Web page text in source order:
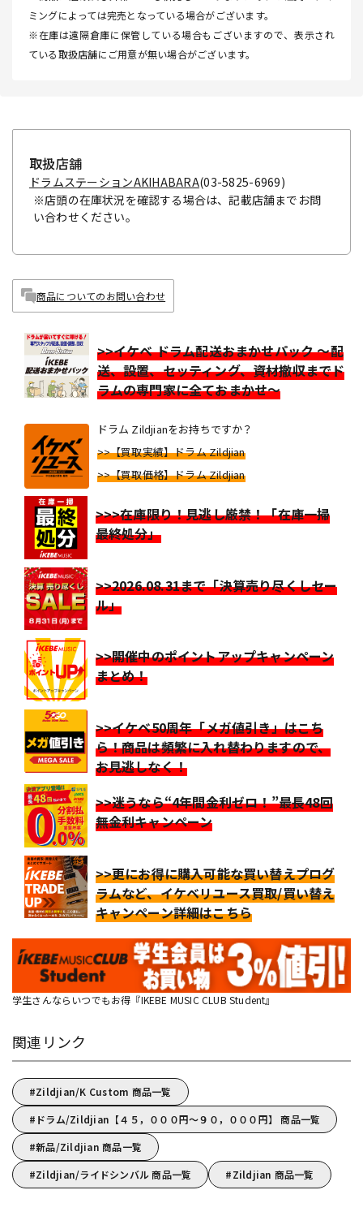
ミングによっては完売となっている場合がございます。
※在庫は遠隔倉庫に保管している場合もございますので、表示され
ている取扱店舗にご用意が無い場合がございます。
取扱店舗
ドラムステーションAKIHABARA(03-5825-6969)
※店頭の在庫状況を確認する場合は、記載店舗までお問
い合わせください。
商品についてのお問い合わせ
>>イケベ ドラム配送おまかせパック ～配
送、設置、セッティング、資材撤収までド
ラムの専門家に全ておまかせ～
ドラム Zildjianをお持ちですか？
>>【買取実績】ドラム Zildjian
>>【買取価格】ドラム Zildjian
>>>在庫限り！見逃し厳禁！「在庫一掃
最終処分」
>>2026.08.31まで「決算売り尽くしセー
ル」
>>開催中のポイントアップキャンペーン
まとめ！
>>イケベ50周年「メガ値引き」はこち
ら！商品は頻繁に入れ替わりますので、
お見逃しなく！
>>迷うなら“4年間金利ゼロ！”最長48回
無金利キャンペーン
>>更にお得に購入可能な買い替えプログ
ラムなど、イケベリユース買取/買い替え
キャンペーン詳細はこちら
学生さんならいつでもお得『IKEBE MUSIC CLUB Student』
関連リンク
Zildjian/K Custom 商品一覧
ドラム/Zildjian【４５，０００円～９０，０００円】 商品一覧
新品/Zildjian 商品一覧
Zildjian/ライドシンバル 商品一覧
Zildjian 商品一覧